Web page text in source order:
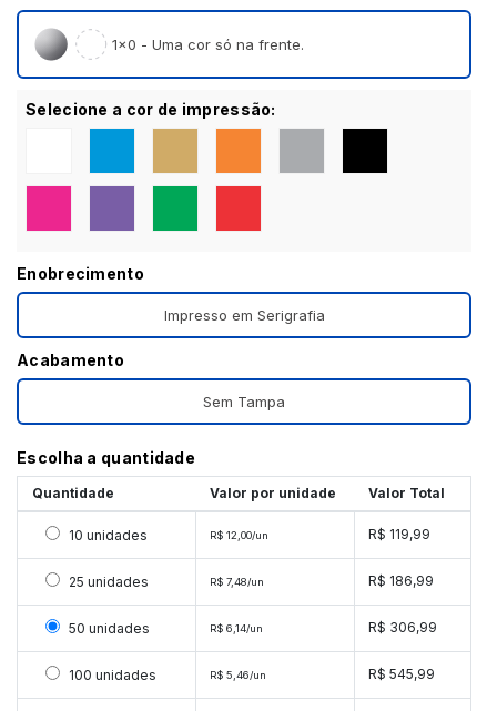
1×0 - Uma cor só na frente.
Selecione a cor de impressão:
Enobrecimento
Impresso em Serigrafia
Acabamento
Sem Tampa
Escolha a quantidade
Quantidade Valor por unidade Valor Total
Selecionar 10 unidades
10 unidades R$ 12,00/un R$ 119,99
Selecionar 25 unidades
25 unidades R$ 7,48/un R$ 186,99
Selecionar 50 unidades
50 unidades R$ 6,14/un R$ 306,99
Selecionar 100 unidades
100 unidades R$ 5,46/un R$ 545,99